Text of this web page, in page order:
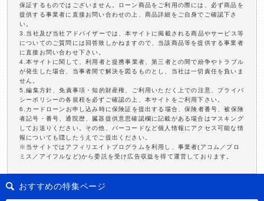
保証するものではございません。ローン商品をご利用の際には、必ず商品を
提供する事業者に直接お問い合わせの上、商品詳細をご自身でご確認下さ
い。
3.当社及び当社アドバイザーでは、本サイトに掲載される商品やサービス等
についてのご質問には回答致しかねますので、当該商品等を提供する事業者
に直接お問い合わせ下さい。
4.本サイトに関して、利用者と提携事業者、第三者との間で紛争やトラブル
が発生した場合、当事者間で解決を図るものとし、当社は一切責任を負いま
せん。
5.編集方針、免責事項・知的財産権、ご利用いただく上での注意、プライバ
シーポリシーの各規程を必ずご確認の上、本サイトをご利用下さい。
6.カードローンお申し込み時に保険証を提出する場合、保険者番号、被保険
者記号・番号、通院歴、臓器提供意思確認欄に記載がある場合はマスキング
してお送りください。その他、バーコードなど個人情報にアクセス可能な情
報についても隠したうえでご提出ください。
※当サイトではアフィリエイトプログラムを利用し、事業者(アコム／プロ
ミス／アイフルなど)から委託を受け広告収益を得て運営しております。
おすすめの特集ページ